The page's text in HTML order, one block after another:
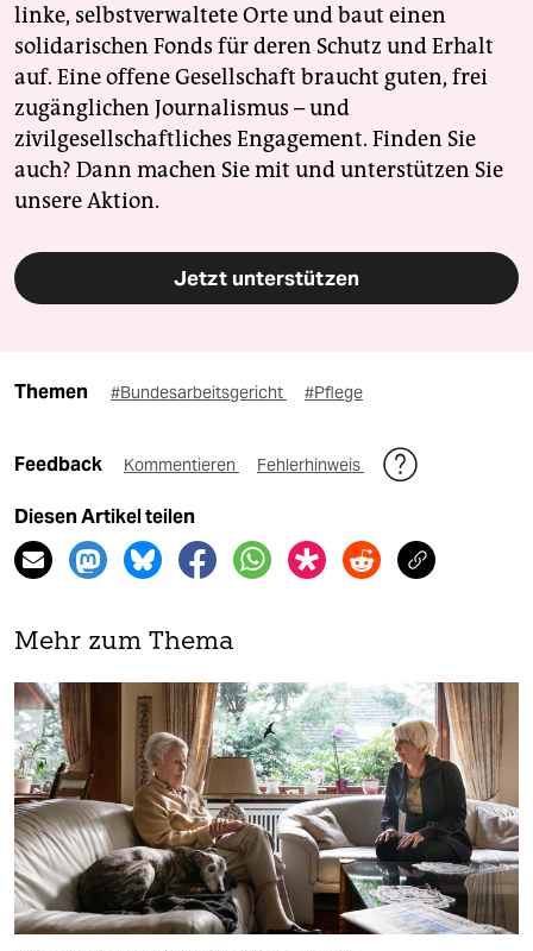
linke, selbstverwaltete Orte und baut einen
solidarischen Fonds für deren Schutz und Erhalt
auf. Eine offene Gesellschaft braucht guten, frei
zugänglichen Journalismus – und
zivilgesellschaftliches Engagement. Finden Sie
auch? Dann machen Sie mit und unterstützen Sie
unsere Aktion.
Jetzt unterstützen
Themen #Bundesarbeitsgericht #Pflege
Feedback Kommentieren Fehlerhinweis
Diesen Artikel teilen
Mehr zum Thema